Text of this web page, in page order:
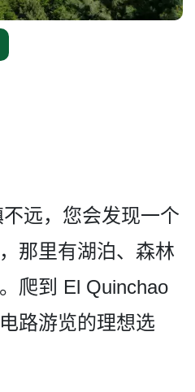
远，您会发现一个
那里有湖泊、森林
爬到 El Quinchao
路游览的理想选